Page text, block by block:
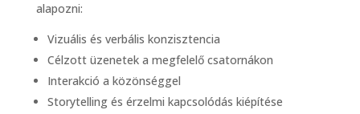
alapozni:
Vizuális és verbális konzisztencia
Célzott üzenetek a megfelelő csatornákon
Interakció a közönséggel
Storytelling és érzelmi kapcsolódás kiépítése